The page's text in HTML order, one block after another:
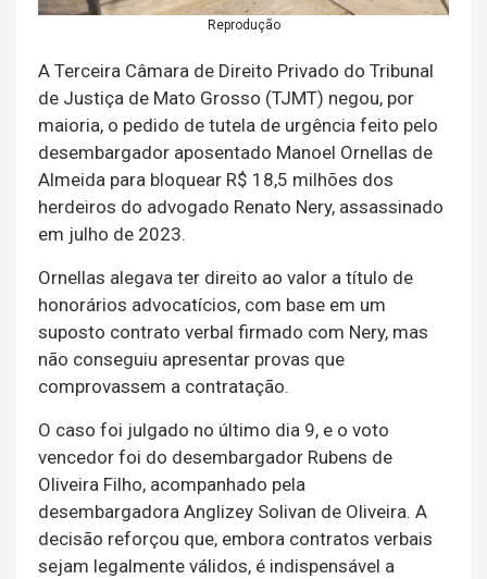
Reprodução
A Terceira Câmara de Direito Privado do Tribunal
de Justiça de Mato Grosso (TJMT) negou, por
maioria, o pedido de tutela de urgência feito pelo
desembargador aposentado Manoel Ornellas de
Almeida para bloquear R$ 18,5 milhões dos
herdeiros do advogado Renato Nery, assassinado
em julho de 2023.
Ornellas alegava ter direito ao valor a título de
honorários advocatícios, com base em um
suposto contrato verbal firmado com Nery, mas
não conseguiu apresentar provas que
comprovassem a contratação.
O caso foi julgado no último dia 9, e o voto
vencedor foi do desembargador Rubens de
Oliveira Filho, acompanhado pela
desembargadora Anglizey Solivan de Oliveira. A
decisão reforçou que, embora contratos verbais
sejam legalmente válidos, é indispensável a